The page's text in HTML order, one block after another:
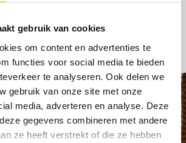
gebruik van cookies
om content en advertenties te
functies voor social media te bieden
te analyseren. Ook delen we
gebruik van onze site met onze
media, adverteren en analyse. Deze
gegevens combineren met andere
ze heeft verstrekt of die ze hebben